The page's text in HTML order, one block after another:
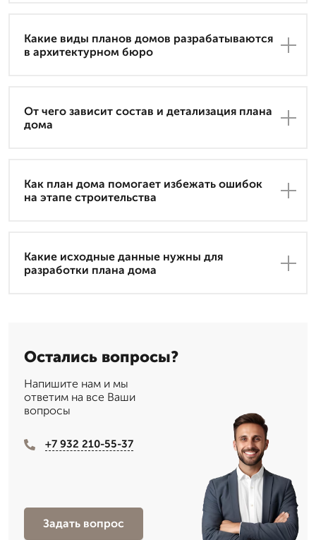
Какие виды планов домов разрабатываются
в архитектурном бюро
От чего зависит состав и детализация плана
дома
Как план дома помогает избежать ошибок
на этапе строительства
Какие исходные данные нужны для
разработки плана дома
Остались вопросы?
Напишите нам и мы
ответим на все Ваши
вопросы
+7 932 210-55-37
Задать вопрос